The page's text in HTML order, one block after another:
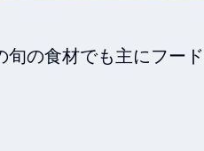
旬の食材でも主にフー